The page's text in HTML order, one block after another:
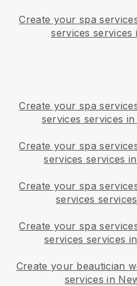
Create your spa
services
Create your spa
services services
Create your spa
services services
Create your spa
services
Create your spa
services services
Create your beautician
services in